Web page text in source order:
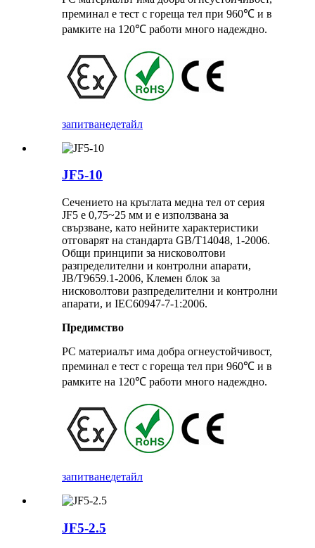
преминал е тест с гореща тел при 960℃ и в
рамките на 120℃ работи много надеждно.
запитванедетайл
JF5-10
Сечението на кръглата медна тел от серия
JF5 е 0,75~25 мм и е използвана за
свързване, като нейните характеристики
отговарят на стандарта GB/T14048, 1-2006.
Общи принципи за нисковолтови
разпределителни и контролни апарати,
JB/T9659.1-2006, Клемен блок за
нисковолтови разпределителни и контролни
апарати, и IEC60947-7-1:2006.
Предимство
PC материалът има добра огнеустойчивост,
преминал е тест с гореща тел при 960℃ и в
рамките на 120℃ работи много надеждно.
запитванедетайл
JF5-2.5